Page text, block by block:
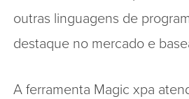
outras linguagens de
destaque no mercado e
A ferramenta Magic xpa